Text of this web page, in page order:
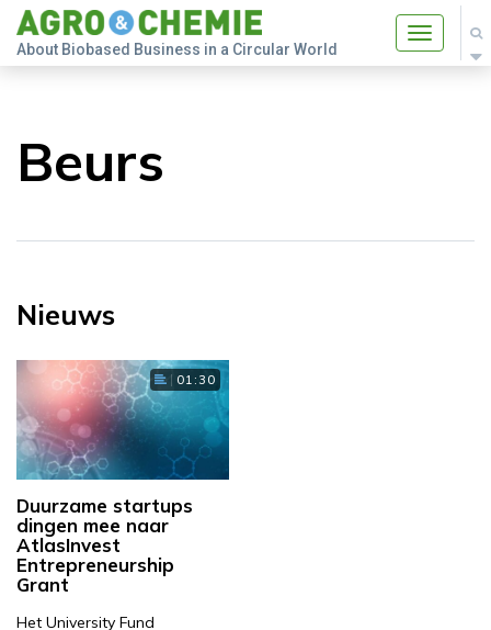
Toggle
About Biobased Business in a Circular World
Beurs
Nieuws
01:30
Duurzame startups
dingen mee naar
AtlasInvest
Entrepreneurship
Grant
Het University Fund